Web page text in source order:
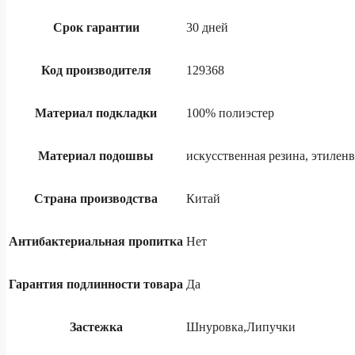
Срок гарантии 30 дней
Код производителя 129368
Материал подкладки 100% полиэстер
Материал подошвы искусственная резина,
Страна производства Китай
Антибактериальная пропитка Нет
Гарантия подлинности товара Да
Застежка Шнуровка,Липучки